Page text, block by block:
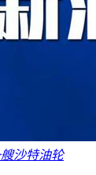
沙特油轮